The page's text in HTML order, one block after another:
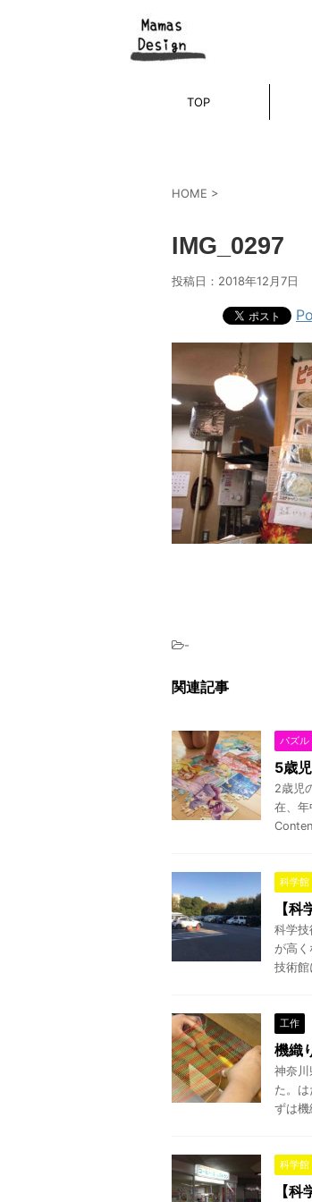
TOP
HOME >
IMG_0297
投稿日： 2018年12月7日
-
関連記事
パズル
5歳
2歳児
在、年
科学館
【
科学技
が高
技術
工作
機織
神奈川
た。
ずは
科学館
【